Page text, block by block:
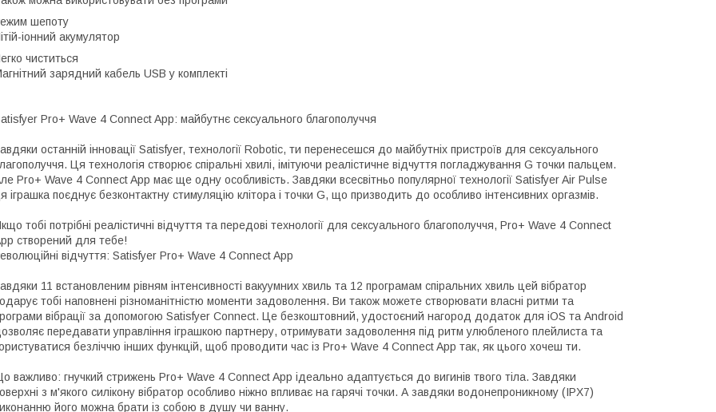
шепоту
іонний акумулятор
чиститься
зарядний кабель USB у комплекті
Pro+ Wave 4 Connect App: майбутнє сексуального благополуччя
останній інновації Satisfyer, технології Robotic, ти перенесешся до майбутніх пристроїв для сексуального
Ця технологія створює спіральні хвилі, імітуючи реалістичне відчуття погладжування G точки пальцем.
Pro+ Wave 4 Connect App має ще одну особливість. Завдяки всесвітньо популярної технології Satisfyer Air Pulse
іграшка поєднує безконтактну стимуляцію клітора і точки G, що призводить до особливо інтенсивних оргазмів.
тобі потрібні реалістичні відчуття та передові технології для сексуального благополуччя, Pro+ Wave 4 Connect
створений для тебе!
відчуття: Satisfyer Pro+ Wave 4 Connect App
11 встановленим рівням інтенсивності вакуумних хвиль та 12 програмам спіральних хвиль цей вібратор
тобі наповнені різноманітністю моменти задоволення. Ви також можете створювати власні ритми та
вібрації за допомогою Satisfyer Connect. Це безкоштовний, удостоєний нагород додаток для iOS та Android
передавати управління іграшкою партнеру, отримувати задоволення під ритм улюбленого плейлиста та
безліччю інших функцій, щоб проводити час із Pro+ Wave 4 Connect App так, як цього хочеш ти.
важливо: гнучкий стрижень Pro+ Wave 4 Connect App ідеально адаптується до вигинів твого тіла. Завдяки
з м'якого силікону вібратор особливо ніжно впливає на гарячі точки. А завдяки водонепроникному (IPX7)
його можна брати із собою в душу чи ванну.